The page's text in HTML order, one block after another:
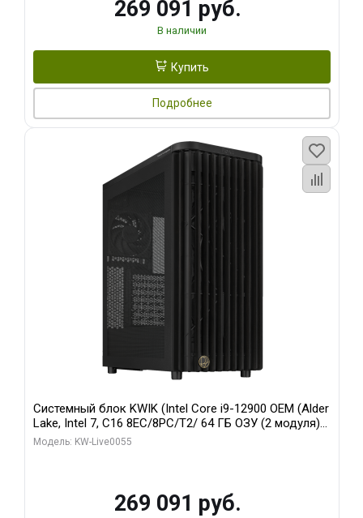
269 091 руб.
В наличии
Купить
Подробнее
Системный блок KWIK (Intel Core i9-12900 OEM (Alder
Lake, Intel 7, C16 8EC/8PC/T2/ 64 ГБ ОЗУ (2 модуля)/
MSI RTX5080 SHADOW 3X OC 16GB GDDR7 256bit 3xDP
Модель: KW-Live0055
269 091 руб.